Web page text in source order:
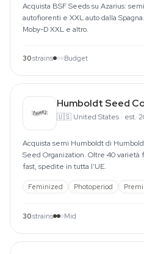
Acquista BSF Seeds su Azarius:
autofiorenti e XXL auto dalla
Moby-D XXL e altro.
30strains Budget
Humboldt Seed
🇺🇸 United States · est.
Acquista semi Humboldt di
Seed Organization. Oltre 40
fast, spedite in tutta l'UE.
Feminized Photoperiod
30strains Mid